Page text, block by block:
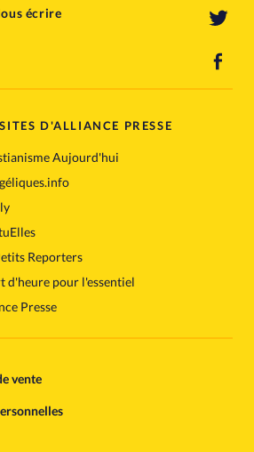
écrire
D'ALLIANCE PRESSE
Aujourd'hui
Reporters
d'heure pour l'essentiel
Presse
vente